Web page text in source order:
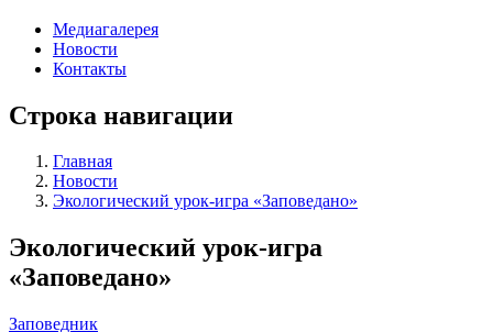
Медиагалерея
Новости
Контакты
Строка навигации
Главная
Новости
Экологический урок-игра «Заповедано»
Экологический урок-игра
«Заповедано»
Заповедник